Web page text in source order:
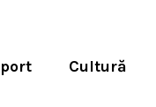
Cultură